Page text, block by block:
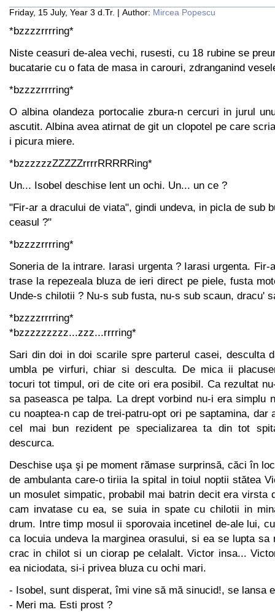
Friday, 15 July, Year 3 d.Tr. | Author: Mircea Popescu
*bzzzzrrrring*
Niste ceasuri de-alea vechi, rusesti, cu 18 rubine se
bucatarie cu o fata de masa in carouri, zdranganind
*bzzzzrrrring*
O albina olandeza portocalie zbura-n cercuri in jurul
ascutit. Albina avea atirnat de git un clopotel pe care
i picura miere.
*bzzzzzzZZZZZrrrrRRRRRing*
Un... Isobel deschise lent un ochi. Un... un ce ?
"Fir-ar a dracului de viata", gindi undeva, in picla de sub
ceasul ?"
*bzzzzrrrring*
Soneria de la intrare. Iarasi urgenta ? Iarasi urgenta.
trase la repezeala bluza de ieri direct pe piele, fusta
Unde-s chilotii ? Nu-s sub fusta, nu-s sub scaun, dracu'
*bzzzzrrrring*
*bzzzzzzzzz...zzz...rrrring*
Sari din doi in doi scarile spre parterul casei, desculta
umbla pe virfuri, chiar si desculta. De mica ii
tocuri tot timpul, ori de cite ori era posibil. Ca rezultat
sa paseasca pe talpa. La drept vorbind nu-i era simplu
cu noaptea-n cap de trei-patru-opt ori pe saptamina, dar
cel mai bun rezident pe specializarea ta din tot
descurca.
Deschise uşa şi pe moment rămase surprinsă, căci în
de ambulanta care-o tiriia la spital in toiul noptii stătea
un mosulet simpatic, probabil mai batrin decit era virsta
cam invatase cu ea, se suia in spate cu chilotii in
drum. Intre timp mosul ii sporovaia incetinel de-ale lui,
ca locuia undeva la marginea orasului, si ea se lupta sa
crac in chilot si un ciorap pe celalalt. Victor insa...
ea niciodata, si-i privea bluza cu ochi mari.
- Isobel, sunt disperat, îmi vine să mă sinucid!, se lansa
- Meri ma. Esti prost ?